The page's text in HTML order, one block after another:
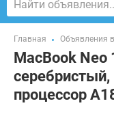
Главная Объявления
MacBook
процессор